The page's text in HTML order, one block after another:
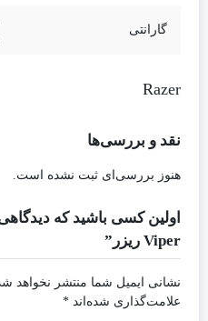
گارانتی
Razer
نقد و بررسی‌ها
هنوز بررسی‌ای ثبت نشده است.
اولین کسی باشید که
Viper ریزر”
نشانی ایمیل شما منتشر نخواهد
علامت‌گذاری شده‌اند *